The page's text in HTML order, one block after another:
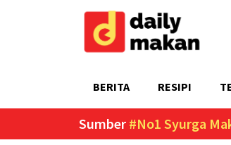
BERITA RESIPI
Sumber #No1 Syurga